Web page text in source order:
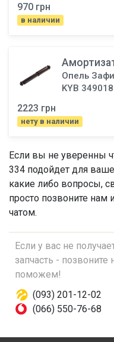
970 грн
в наличии
Опель
KYB 349018
2223 грн
нету в наличии
Если вы не уверенны
334 подойдет для
какие либо вопросы,
просто позвоните нам
чатом.
Если у вас не
запчасть -
поможем!
(093) 201-12-02
(066) 550-76-68